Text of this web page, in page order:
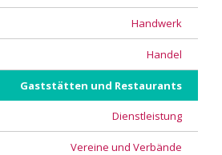
Handwerk
Handel
Gaststätten und Restaurants
Dienstleistung
Vereine und Verbände